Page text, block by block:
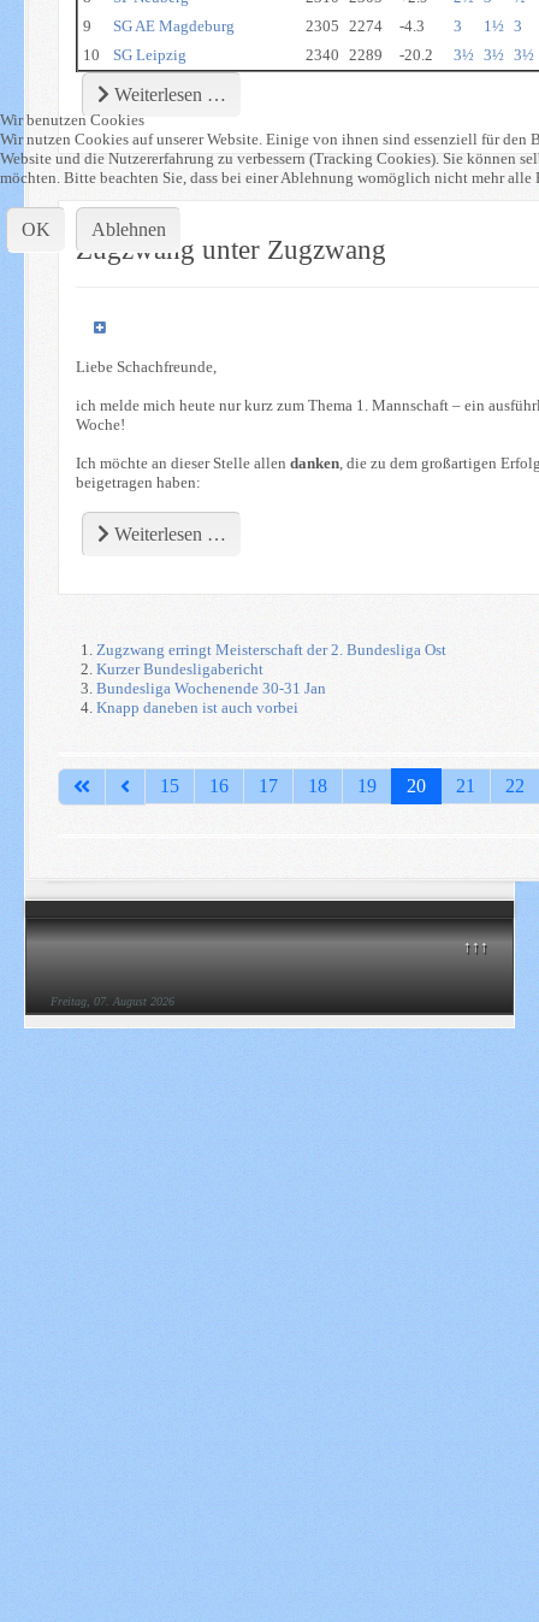
↑↑↑
Freitag, 07. August 2026
9
SG AE Magdeburg 2305 2274 -4.3 3 1½ 3
10
SG Leipzig 2340 2289 -20.2 3½ 3½ 3½
Weiterlesen …
Zugzwang unter Zugzwang
Liebe Schachfreunde,
ich melde mich heute nur kurz zum Thema 1. Mannschaft – ein
Woche!
Ich möchte an dieser Stelle allen danken, die zu dem großartigen
beigetragen haben:
Weiterlesen …
Zugzwang erringt Meisterschaft der 2. Bundesliga Ost
Kurzer Bundesligabericht
Bundesliga Wochenende 30-31 Jan
Knapp daneben ist auch vorbei
15 16 17 18 19 20 21 22
Wir benutzen Cookies
Wir nutzen Cookies auf unserer Website. Einige von ihnen sind essenziell für den
Website und die Nutzererfahrung zu verbessern (Tracking Cookies). Sie können
möchten. Bitte beachten Sie, dass bei einer Ablehnung womöglich nicht mehr
OK Ablehnen